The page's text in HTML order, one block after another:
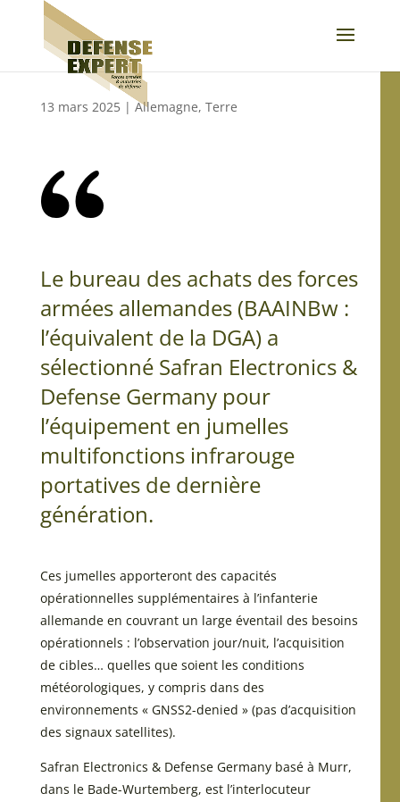
13 mars 2025| Allemagne, Terre
Le bureau des achats des forces
armées allemandes (BAAINBw :
l’équivalent de la DGA) a
sélectionné Safran Electronics &
Defense Germany pour
l’équipement en jumelles
multifonctions infrarouge
portatives de dernière
génération.
Ces jumelles apporteront des capacités
opérationnelles supplémentaires à l’infanterie
allemande en couvrant un large éventail des besoins
opérationnels : l’observation jour/nuit, l’acquisition
de cibles… quelles que soient les conditions
météorologiques, y compris dans des
environnements « GNSS2-denied » (pas d’acquisition
des signaux satellites).
Safran Electronics & Defense Germany basé à Murr,
dans le Bade-Wurtemberg, est l’interlocuteur